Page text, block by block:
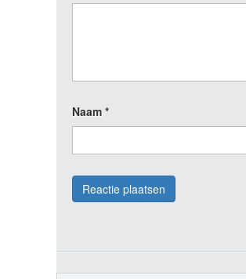
Naam *